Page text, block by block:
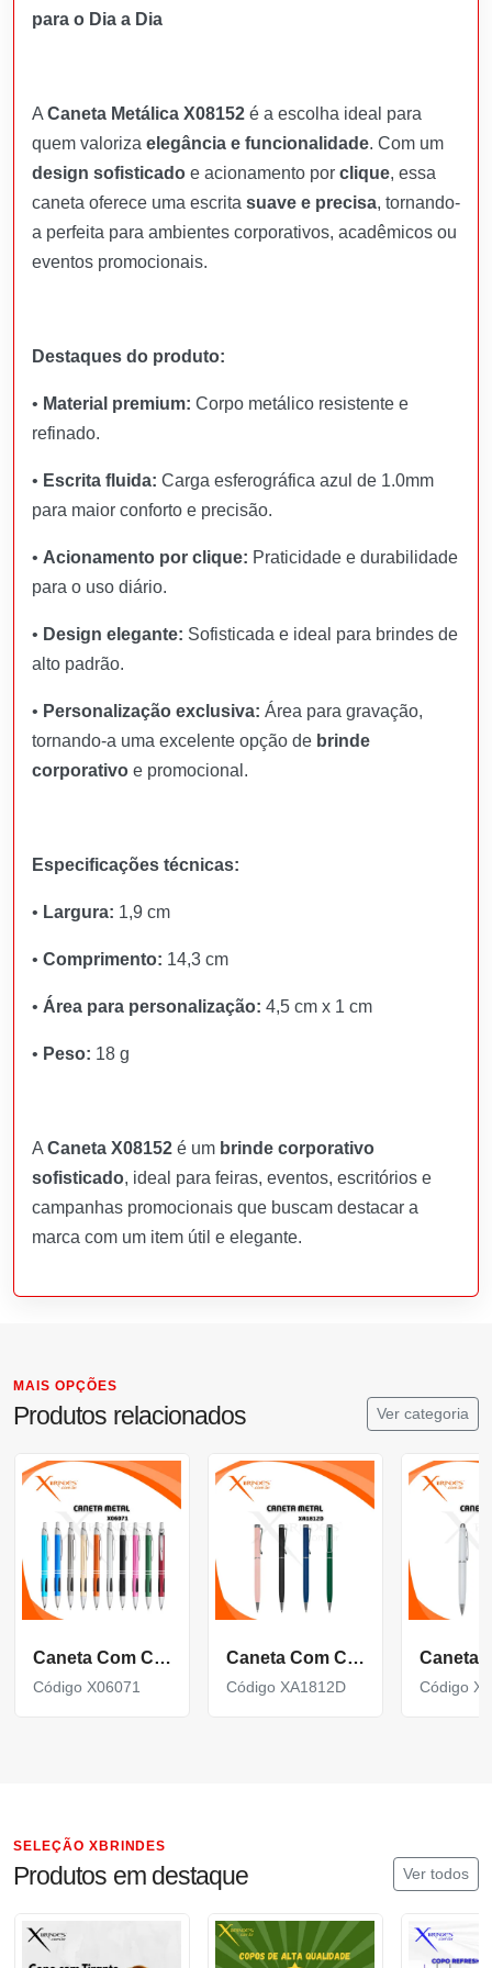
para o Dia a Dia
A Caneta Metálica X08152 é a escolha ideal para
quem valoriza elegância e funcionalidade. Com um
design sofisticado e acionamento por clique, essa
caneta oferece uma escrita suave e precisa, tornando-
a perfeita para ambientes corporativos, acadêmicos ou
eventos promocionais.
Destaques do produto:
• Material premium: Corpo metálico resistente e
refinado.
• Escrita fluida: Carga esferográfica azul de 1.0mm
para maior conforto e precisão.
• Acionamento por clique: Praticidade e durabilidade
para o uso diário.
• Design elegante: Sofisticada e ideal para brindes de
alto padrão.
• Personalização exclusiva: Área para gravação,
tornando-a uma excelente opção de brinde
corporativo e promocional.
Especificações técnicas:
• Largura: 1,9 cm
• Comprimento: 14,3 cm
• Área para personalização: 4,5 cm x 1 cm
• Peso: 18 g
A Caneta X08152 é um brinde corporativo
sofisticado, ideal para feiras, eventos, escritórios e
campanhas promocionais que buscam destacar a
marca com um item útil e elegante.
MAIS OPÇÕES
Produtos relacionados Ver categoria
Caneta Com Corpo De Metal Carga Azul E Acionamento Por Clique X06071
Código X06071
Caneta Com Corpo De Metal Carga Azul E Acionamento Por Rotação Xa1812D
Código XA1812D Código
SELEÇÃO XBRINDES
Produtos em destaque Ver todos